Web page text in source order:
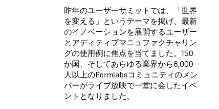
昨年のユーザーサミットでは、「世界
を変える」というテーマを掲げ、最新
のイノベーションを展開するユーザー
とアディティブマニュファクチャリン
グの使用例に焦点を当てました。150
か国、そしてあらゆる業界から8,000
人以上のFormlabsコミュニティのメン
バーがライブ放映で一堂に会したイベ
ントとなりました。